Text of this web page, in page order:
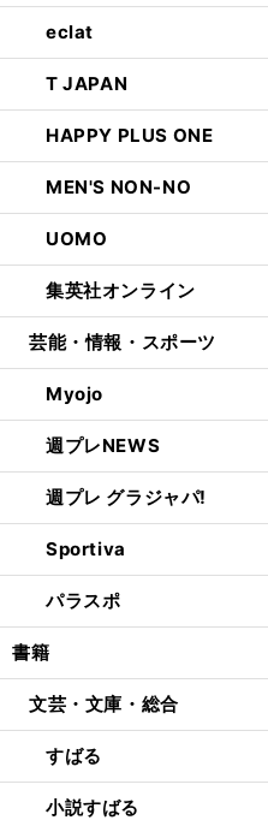
eclat
T JAPAN
HAPPY PLUS ONE
MEN'S NON-NO
UOMO
集英社オンライン
芸能・情報・スポーツ
Myojo
週プレNEWS
週プレ グラジャパ!
Sportiva
パラスポ
書籍
文芸・文庫・総合
すばる
小説すばる